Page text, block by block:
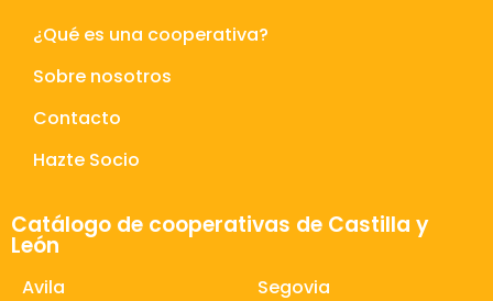
¿Qué es una cooperativa?
Sobre nosotros
Contacto
Hazte Socio
Catálogo de cooperativas de Castilla y
León
Avila
Segovia